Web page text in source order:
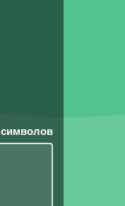
символов